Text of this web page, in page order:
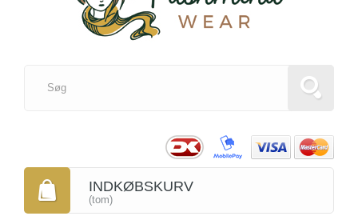
INDKØBSKURV
(tom)